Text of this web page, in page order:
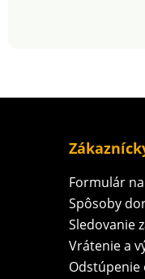
Formulár
Spôsoby
Sledovanie
Vrátenie a
Odstúpenie